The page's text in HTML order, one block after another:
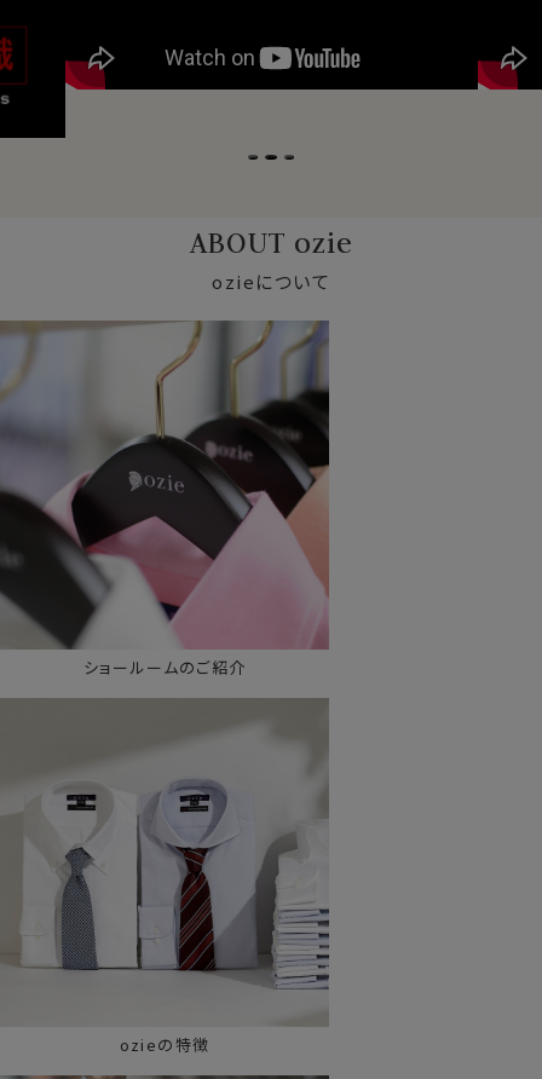
ABOUT ozie
ozieについて
ショールームのご紹介
ozieの特徴